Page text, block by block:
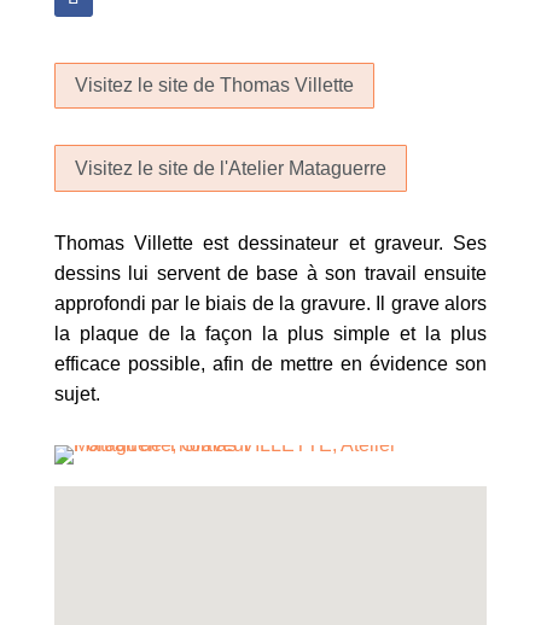
Visitez le site de Thomas Villette
Visitez le site de l'Atelier Mataguerre
Thomas Villette est dessinateur et graveur. Ses
dessins lui servent de base à son travail ensuite
approfondi par le biais de la gravure. Il grave alors
la plaque de la façon la plus simple et la plus
efficace possible, afin de mettre en évidence son
sujet.